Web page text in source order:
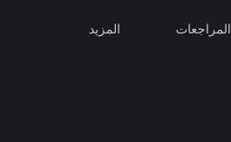
المراجعات المزيد